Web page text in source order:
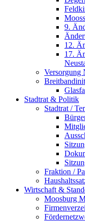
9.
12.
17.
Versorgung
Stadtrat & Politik
Stadtrat /
Fraktion /
Wirtschaft &
Moosburg